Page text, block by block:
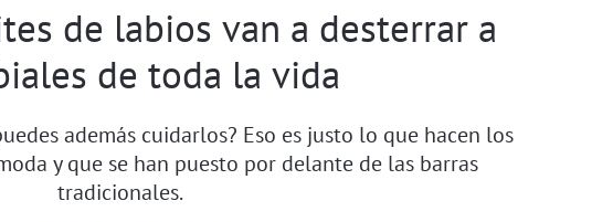
de labios van a desterrar a
de toda la vida
además cuidarlos? Eso es justo lo que hacen los
y que se han puesto por delante de las barras
tradicionales.